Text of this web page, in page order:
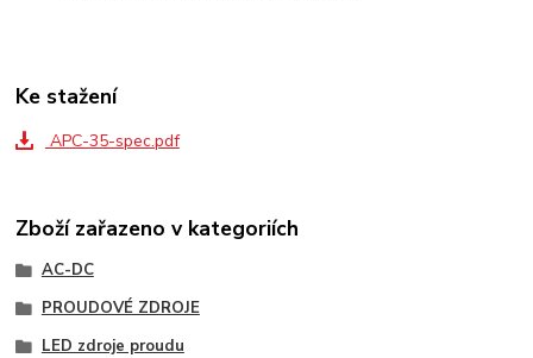
Ke stažení
APC-35-spec.pdf
Zboží zařazeno v kategoriích
AC-DC
PROUDOVÉ ZDROJE
LED zdroje proudu